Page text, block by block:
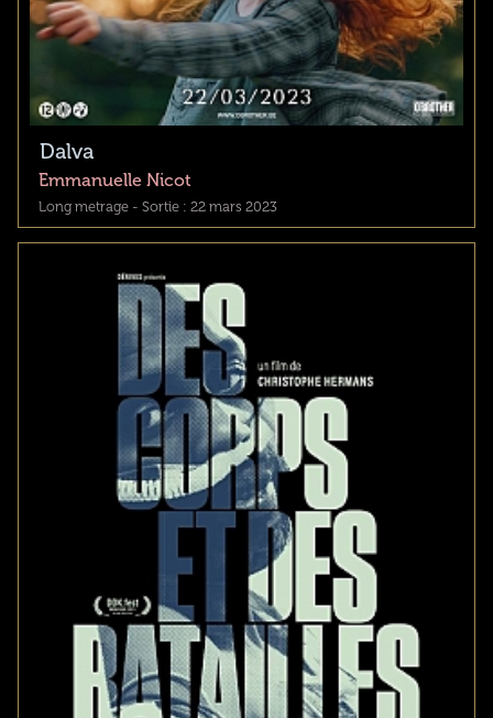
Dalva
Emmanuelle Nicot
Long metrage - Sortie : 22 mars 2023